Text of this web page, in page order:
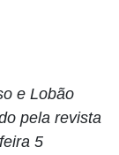
e Lobão
pela revista
5